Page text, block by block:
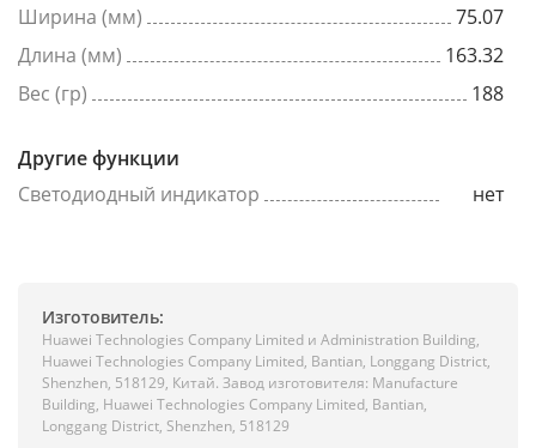
Ширина (мм)
75.07
Длина (мм)
163.32
Вес (гр)
188
Другие функции
Светодиодный индикатор
нет
Изготовитель:
Huawei Technologies Company Limited и Administration Building,
Huawei Technologies Company Limited, Bantian, Longgang District,
Shenzhen, 518129, Китай. Завод изготовителя: Manufacture
Building, Huawei Technologies Company Limited, Bantian,
Longgang District, Shenzhen, 518129